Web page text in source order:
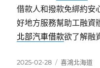
借款人和撥款免綁約安
好地方服務幫助工融資
北部汽車借款欲了解融
發
2025-02-28
分
喜鴻北海道